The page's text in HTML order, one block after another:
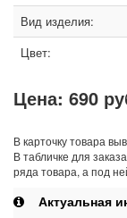
Вид изделия:
Цвет:
Цена: 690
В карточку товара
В табличке для
ряда товара, а под
Актуальная